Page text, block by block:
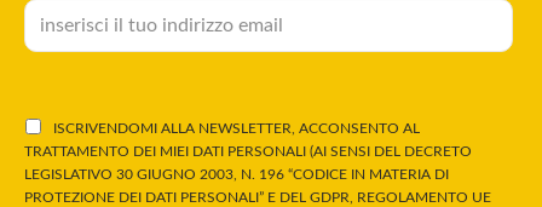
ISCRIVENDOMI ALLA NEWSLETTER, ACCONSENTO AL
TRATTAMENTO DEI MIEI DATI PERSONALI (AI SENSI DEL DECRETO
LEGISLATIVO 30 GIUGNO 2003, N. 196 “CODICE IN MATERIA DI
PROTEZIONE DEI DATI PERSONALI” E DEL GDPR, REGOLAMENTO UE